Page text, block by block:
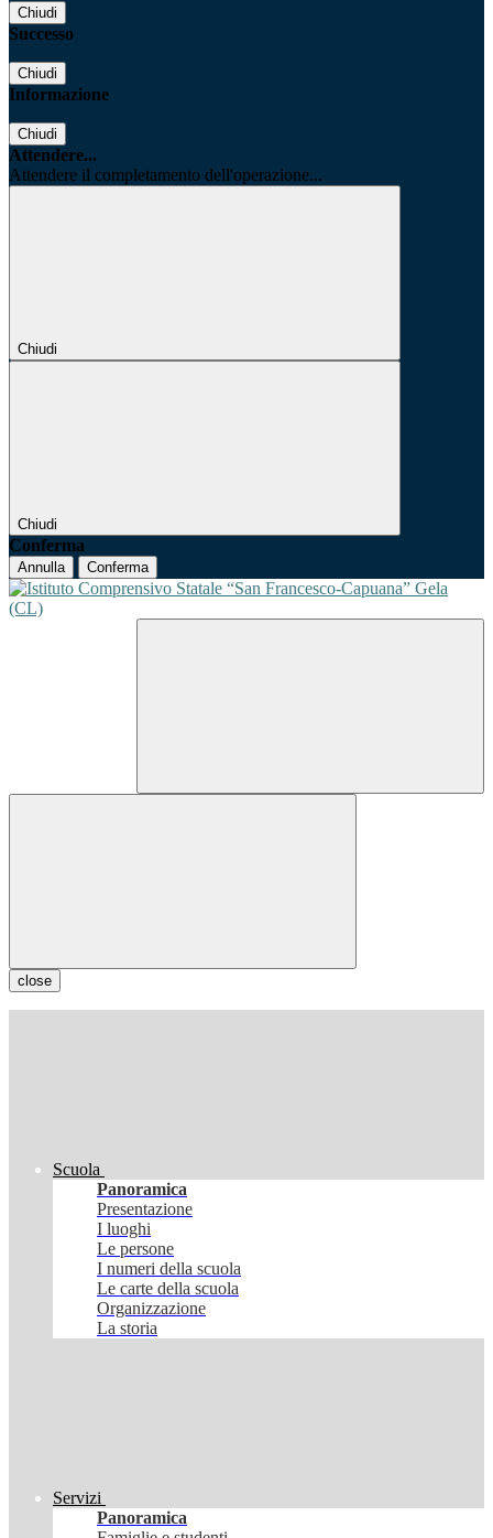
Chiudi
Successo
Chiudi
Informazione
Chiudi
Attendere...
Attendere il completamento dell'operazione...
Chiudi
Chiudi
Conferma
Annulla Conferma
close
Scuola
Panoramica
Presentazione
I luoghi
Le persone
I numeri della scuola
Le carte della scuola
Organizzazione
La storia
Servizi
Panoramica